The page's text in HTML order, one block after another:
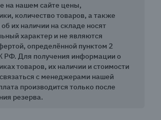
на нашем сайте цены,
количество товаров, а также
их наличии на складе носят
характер и не являются
определённой пунктом 2
РФ. Для получения информации о
товаров, их наличии и стоимости
с менеджерами нашей
производится только после
резерва.